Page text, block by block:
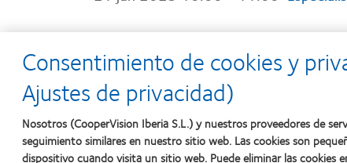
https://us06web.zoom.us/webinar/
22 jun 202316:00 - 17:00
Consentimiento de cookies y
Ajustes de privacidad)
Nosotros (CooperVision Iberia S.L.) y nuestros proveedores de
seguimiento similares en nuestro sitio web. Las cookies son
dispositivo cuando visita un sitio web. Puede eliminar las cookies